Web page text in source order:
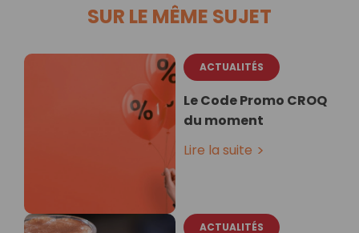
SUR LE MÊME SUJET
ACTUALITÉS
Le Code Promo CROQ
du moment
Lire la suite
ACTUALITÉS